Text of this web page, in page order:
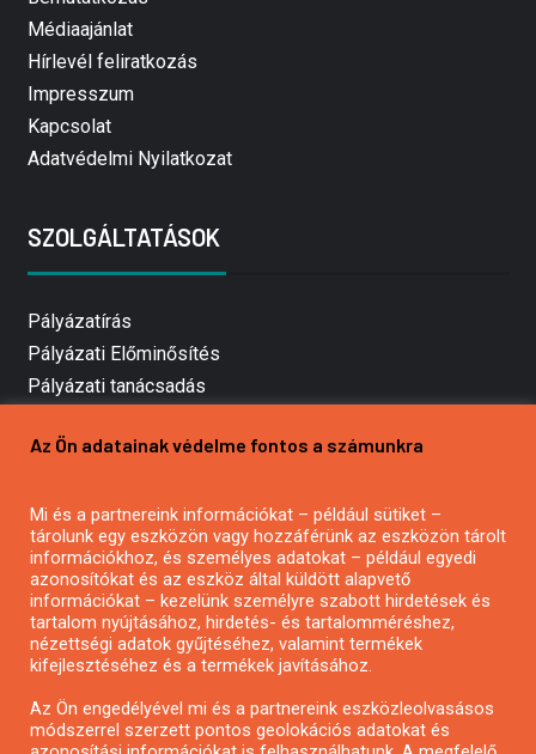
Médiaajánlat
Hírlevél feliratkozás
Impresszum
Kapcsolat
Adatvédelmi Nyilatkozat
SZOLGÁLTATÁSOK
Pályázatírás
Pályázati Előminősítés
Pályázati tanácsadás
Mezőgazdasági pályázatírás
Pályázatírás civil szervezeteknek
Pályázatírás önkormányzatoknak
Pályázatfigyelés
Specifikus pályázatfigyelés vagy hírlevél
Az Ön adatainak védelme fontos a számunkra
Mi és a partnereink információkat – például sütiket –
tárolunk egy eszközön vagy hozzáférünk az eszközön tárolt
információkhoz, és személyes adatokat – például egyedi
azonosítókat és az eszköz által küldött alapvető
információkat – kezelünk személyre szabott hirdetések és
tartalom nyújtásához, hirdetés- és tartalomméréshez,
nézettségi adatok gyűjtéséhez, valamint termékek
kifejlesztéséhez és a termékek javításához.
Az Ön engedélyével mi és a partnereink eszközleolvasásos
módszerrel szerzett pontos geolokációs adatokat és